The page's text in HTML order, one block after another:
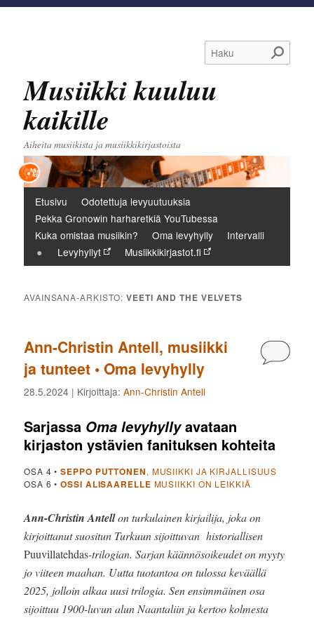
Haku
Musiikki kuuluu
kaikille
Aiheita musiikista ja musiikkikirjastoista
Päävalikko
Etusivu
Odotettuja levyuutuuksia
Pekka Gronowin harharetkiä YouTubessa
Kuka omistaa musiikin?
Oma levyhylly
Intervalli
Levyhyllyt
Musiikkikirjastot.fi
AVAINSANA-ARKISTO:VEETI AND THE VELVETS
Ann-Christin Antell, musiikki
ja tunteet • Oma levyhylly
28.5.2024 | Kirjoittaja:Ann-Christin Antell
Sarjassa Oma levyhyllyavataan
kirjaston ystävien fanituksen kohteita
OSA 4 •SEPPO PUTTONEN, MUSIIKKI JA KIRJALLISUUS
OSA 6 •OSSI ALISAARELLE MUSIIKKI ON LEIKKIÄ
Ann-Christin Antellon turkulainen kirjailija, joka on
kirjoittanut suositun Turkuun sijoittuvan historiallisen
Puuvillatehdas-trilogian. Sarjan käännösoikeudet on myyty
jo viiteen maahan. Uutta tuotantoa on tulossa keväällä
2025, jolloin alkaa uusi trilogia. Sen ensimmäinen osa
sijoittuu 1900-luvun alun Naantaliin ja kertoo kolmesta